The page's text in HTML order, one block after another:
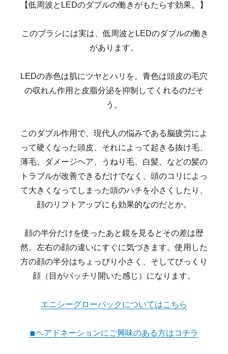
【低周波とLEDのダブルの働きがもたらす効果。】
このブラシには実は、低周波とLEDのダブルの働き
があります。
LEDの赤色は肌にツヤとハリを。青色は頭皮の毛穴
の収れん作用と皮脂分泌を抑制してくれるのだそ
う。
このダブル作用で、現代人の悩みである脳疲労によ
って硬くなった頭皮、それによって起きる抜け毛、
薄毛、ダメージヘア、うねり毛、白髪、などの髪の
トラブルが改善できるだけでなく、頭のコリによっ
て大きくなってしまった頭のハチを小さくしたり、
顔のリフトアップにも効果的なのだとか。
顔の半分だけを使ったあと鏡を見るとその差は歴
然。左右の顔の違いにすぐに気づきます。使用した
方の顔の半分はちょっぴり小さく、そしてびっくり
顔（目がバッチリ開いた感じ）になります。
エニシーグローパックについてはこちら
◾︎ヘアドネーションにご興味のある方はコチラ